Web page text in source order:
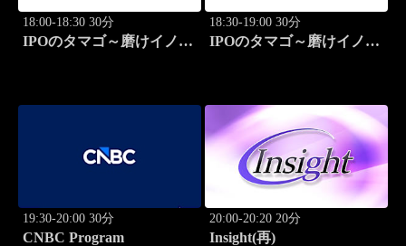
18:00-18:30 30分
IPOのタマゴ～磨けイノベ
18:30-19:00 30分
IPOのタマゴ～磨けイノベ
19:30-20:00 30分
CNBC Program
20:00-20:20 20分
Insight(再)